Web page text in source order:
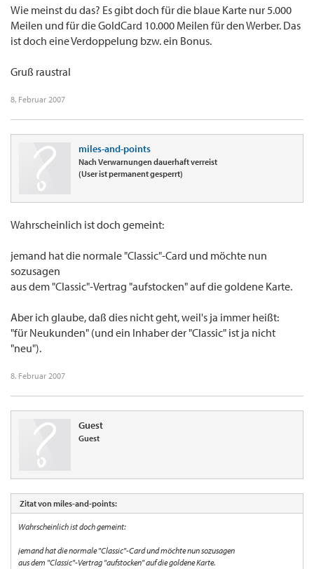
Wie meinst du das? Es gibt doch für die blaue Karte nur 5.000
Meilen und für die GoldCard 10.000 Meilen für den Werber. Das
ist doch eine Verdoppelung bzw. ein Bonus.
Gruß raustral
8. Februar 2007
miles-and-points
Nach Verwarnungen dauerhaft verreist
(User ist permanent gesperrt)
Wahrscheinlich ist doch gemeint:
jemand hat die normale "Classic"-Card und möchte nun
sozusagen
aus dem "Classic"-Vertrag "aufstocken" auf die goldene Karte.
Aber ich glaube, daß dies nicht geht, weil's ja immer heißt:
"für Neukunden" (und ein Inhaber der "Classic" ist ja nicht
"neu").
8. Februar 2007
Guest
Guest
Zitat von miles-and-points:
Wahrscheinlich ist doch gemeint:
jemand hat die normale "Classic"-Card und möchte nun sozusagen
aus dem "Classic"-Vertrag "aufstocken" auf die goldene Karte.